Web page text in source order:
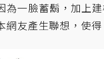
為一臉蓄鬍，加上
網友產生聯想，使